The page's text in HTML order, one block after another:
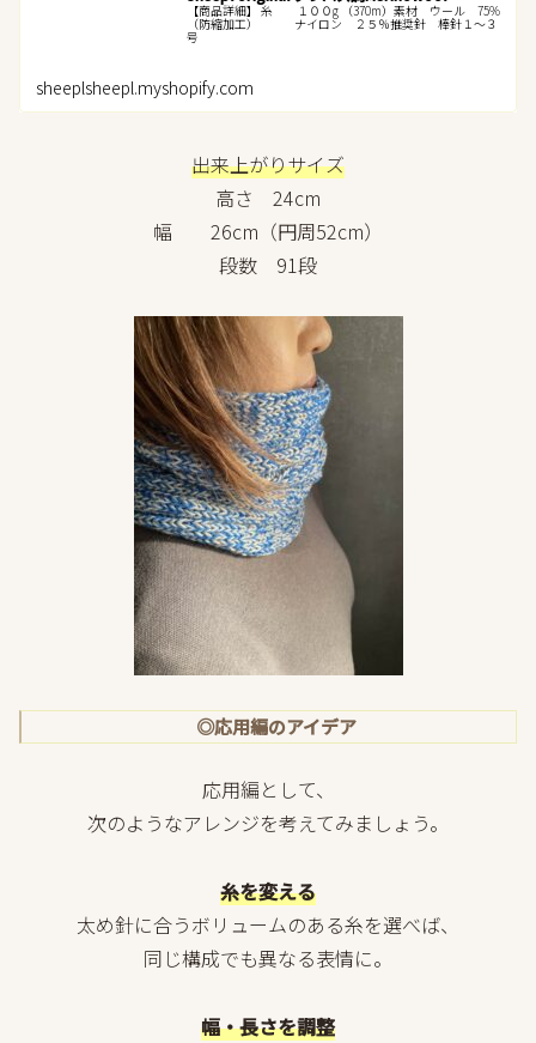
【商品詳細】 糸 １００g （370m）素材 ウール 75%
（防縮加工） ナイロン ２５％推奨針 棒針１～３
号
sheeplsheepl.myshopify.com
出来上がりサイズ
高さ 24cm
幅 26cm（円周52cm）
段数 91段
◎応用編のアイデア
応用編として、
次のようなアレンジを考えてみましょう。
糸を変える
太め針に合うボリュームのある糸を選べば、
同じ構成でも異なる表情に。
幅・長さを調整